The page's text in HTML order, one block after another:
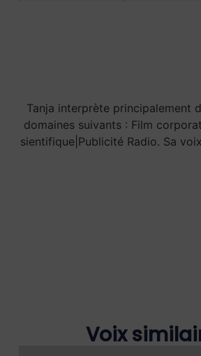
Tanja interprète principalement
domaines suivants : Film
sientifique|Publicité Radio. Sa
Voix